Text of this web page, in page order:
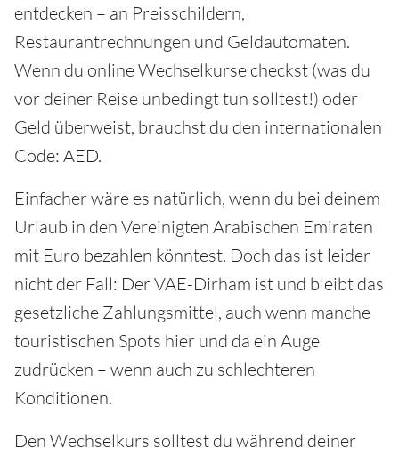
entdecken – an Preisschildern,
Restaurantrechnungen und Geldautomaten.
Wenn du online Wechselkurse checkst (was du
vor deiner Reise unbedingt tun solltest!) oder
Geld überweist, brauchst du den internationalen
Code: AED.
Einfacher wäre es natürlich, wenn du bei deinem
Urlaub in den Vereinigten Arabischen Emiraten
mit Euro bezahlen könntest. Doch das ist leider
nicht der Fall: Der VAE-Dirham ist und bleibt das
gesetzliche Zahlungsmittel, auch wenn manche
touristischen Spots hier und da ein Auge
zudrücken – wenn auch zu schlechteren
Konditionen.
Den Wechselkurs solltest du während deiner